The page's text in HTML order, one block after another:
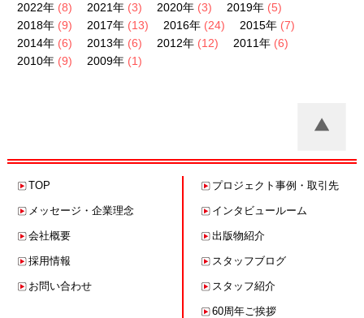
2022年 (8) 2021年 (3) 2020年 (3) 2019年 (5)
2018年 (9) 2017年 (13) 2016年 (24) 2015年 (7)
2014年 (6) 2013年 (6) 2012年 (12) 2011年 (6)
2010年 (9) 2009年 (1)
TOP
メッセージ・企業理念
会社概要
採用情報
お問い合わせ
プロジェクト事例・ 取引先
インタビュールーム
出版物紹介
スタッフブログ
スタッフ紹介
60周年ご挨拶